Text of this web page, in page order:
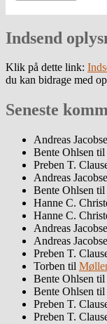
Indsend
Klik på dette link:
du kan bidrage med
Seneste
Andreas
Bente Ohlsen til
Preben T.
Andreas
Bente Ohlsen til
Hanne C.
Hanne C.
Andreas
Andreas
Preben T.
Torben til
Bente Ohlsen til
Bente Ohlsen til
Preben T.
Preben T.